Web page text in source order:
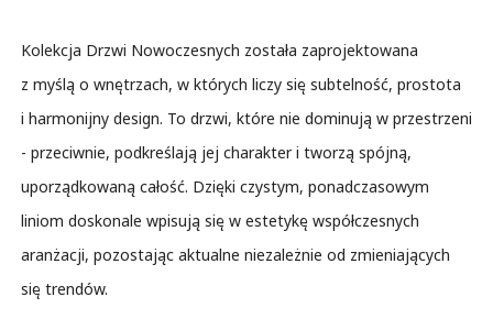
Kolekcja Drzwi Nowoczesnych została zaprojektowana
z myślą o wnętrzach, w których liczy się subtelność, prostota
i harmonijny design. To drzwi, które nie dominują w przestrzeni
- przeciwnie, podkreślają jej charakter i tworzą spójną,
uporządkowaną całość. Dzięki czystym, ponadczasowym
liniom doskonale wpisują się w estetykę współczesnych
aranżacji, pozostając aktualne niezależnie od zmieniających
się trendów.